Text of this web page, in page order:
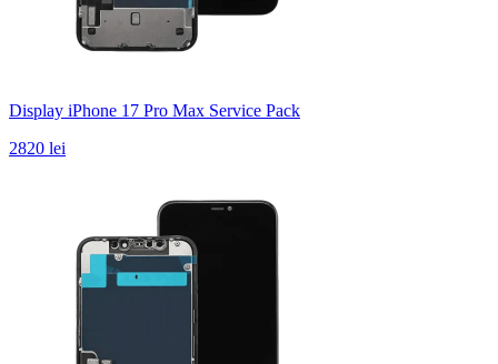
Display iPhone 17 Pro Max Service Pack
2820 lei